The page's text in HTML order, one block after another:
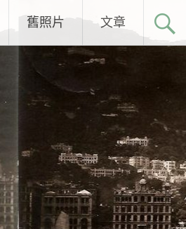
舊照片 文章